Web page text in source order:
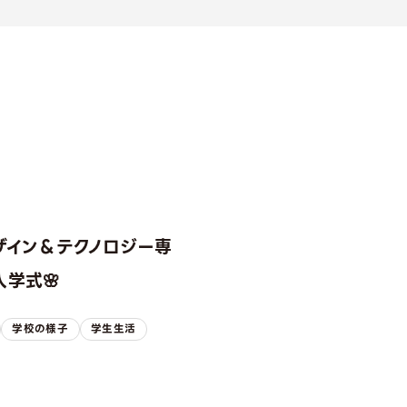
ン＆テクノロジー専
学式🌸
学校の様子 学生生活